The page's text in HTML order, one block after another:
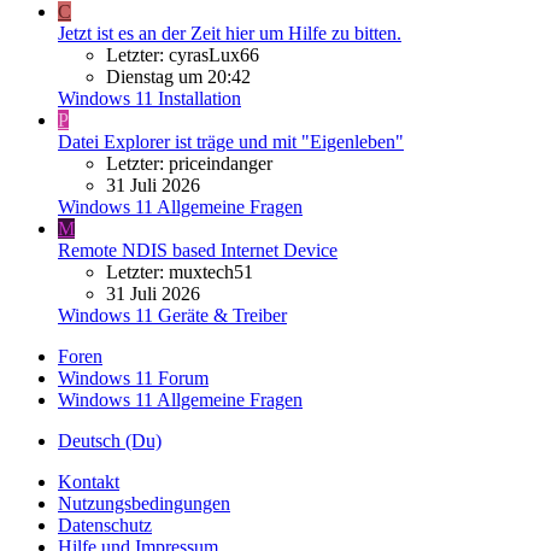
C
Jetzt ist es an der Zeit hier um Hilfe zu bitten.
Letzter: cyrasLux66
Dienstag um 20:42
Windows 11 Installation
P
Datei Explorer ist träge und mit "Eigenleben"
Letzter: priceindanger
31 Juli 2026
Windows 11 Allgemeine Fragen
M
Remote NDIS based Internet Device
Letzter: muxtech51
31 Juli 2026
Windows 11 Geräte & Treiber
Foren
Windows 11 Forum
Windows 11 Allgemeine Fragen
Deutsch (Du)
Kontakt
Nutzungsbedingungen
Datenschutz